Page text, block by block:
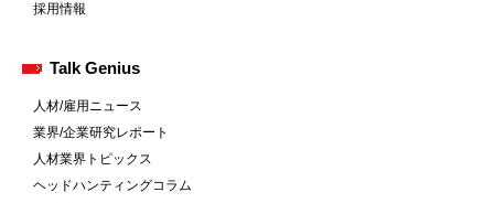
採用情報
Talk Genius
人材/雇用ニュース
業界/企業研究レポート
人材業界トピックス
ヘッドハンティングコラム